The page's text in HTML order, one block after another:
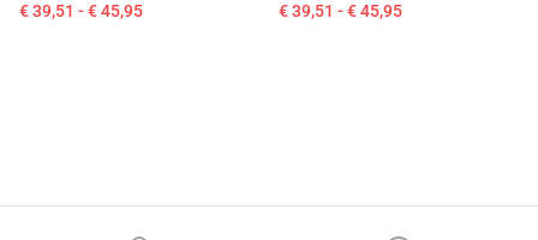
€ 39,51 - € 45,95 € 39,51 - € 45,95